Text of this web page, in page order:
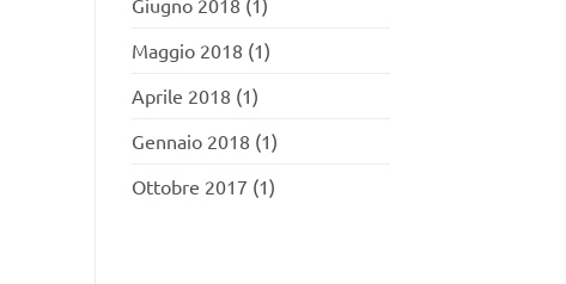
Maggio 2018 (1)
Aprile 2018 (1)
Gennaio 2018 (1)
Ottobre 2017 (1)